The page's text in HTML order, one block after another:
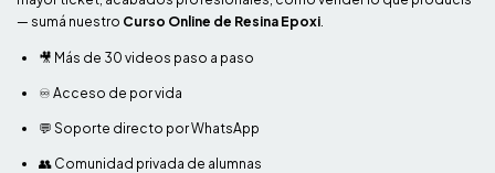
— sumá nuestro Curso Online de Resina Epoxi.
🎥 Más de 30 videos paso a paso
♾️ Acceso de por vida
💬 Soporte directo por WhatsApp
👥 Comunidad privada de alumnas